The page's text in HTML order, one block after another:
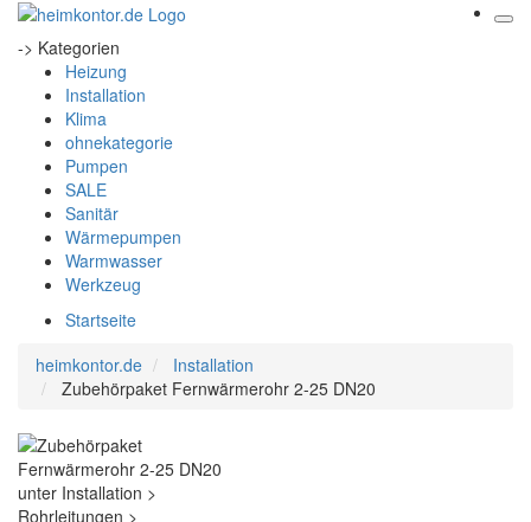
-> Kategorien
Heizung
Installation
Klima
ohnekategorie
Pumpen
SALE
Sanitär
Wärmepumpen
Warmwasser
Werkzeug
Startseite
heimkontor.de
Installation
Zubehörpaket Fernwärmerohr 2-25 DN20